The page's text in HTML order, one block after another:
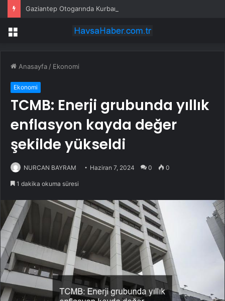
Gaziantep Otogarında Kurban Bayramı Yoğunluğu
Menü
Anasayfa / Ekonomi
Ekonomi
TCMB: Enerji grubunda yıllık
enflasyon kayda değer
şekilde yükseldi
NURCAN BAYRAM Haziran 7, 2024 0 0
1 dakika okuma süresi